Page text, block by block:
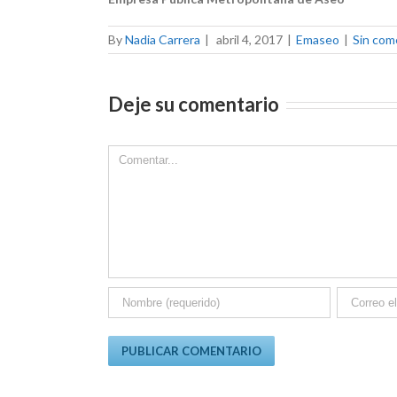
ByNadia Carrera | abril 4, 2017 | Emaseo | Sin
Deje su comentario
Comment